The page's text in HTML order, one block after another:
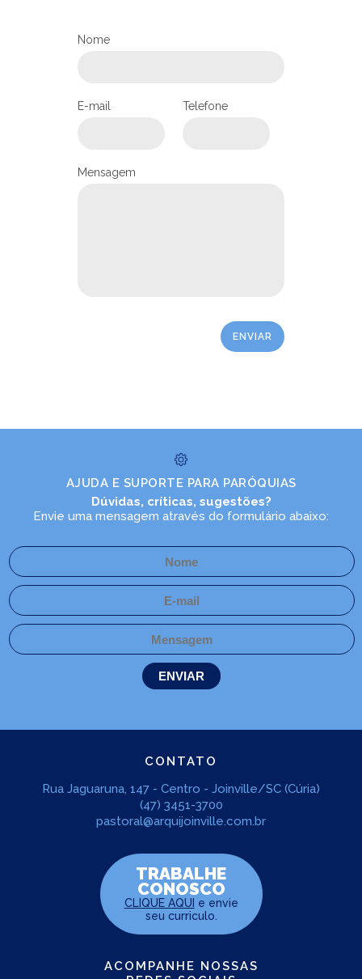
Nome
E-mail Telefone
Mensagem
AJUDA E SUPORTE PARA PARÓQUIAS
Dúvidas, críticas, sugestões?
Envie uma mensagem através do formulário abaixo:
CONTATO
Rua Jaguaruna, 147 - Centro - Joinville/SC (Cúria)
(47) 3451-3700
pastoral@arquijoinville.com.br
TRABALHE
CONOSCO
CLIQUE AQUI e envie
seu curriculo.
ACOMPANHE NOSSAS